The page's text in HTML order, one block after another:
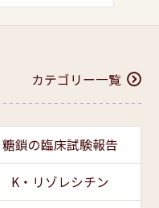
カテゴリー一覧
糖鎖の臨床試験報告
K・リゾレシチン